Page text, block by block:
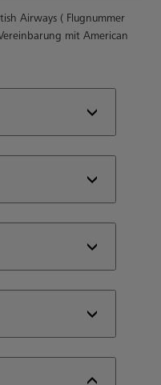
Airways ( Flugnummer
mit American